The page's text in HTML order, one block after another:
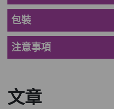
HKD$169
包裝
注意事項
文章